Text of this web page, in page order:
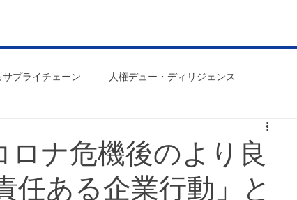
サプライチェーン 人権デュー・ディリジェンス
ロナ危機後のより良
任ある企業行動」と